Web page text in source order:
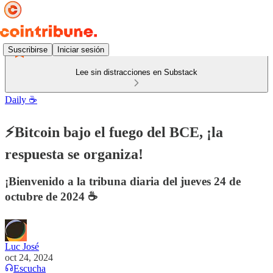
Suscribirse Iniciar sesión
Lee sin distracciones en Substack
Daily ☕️
⚡Bitcoin bajo el fuego del BCE, ¡la
respuesta se organiza!
¡Bienvenido a la tribuna diaria del jueves 24 de
octubre de 2024 ☕️
Luc José
oct 24, 2024
Escucha